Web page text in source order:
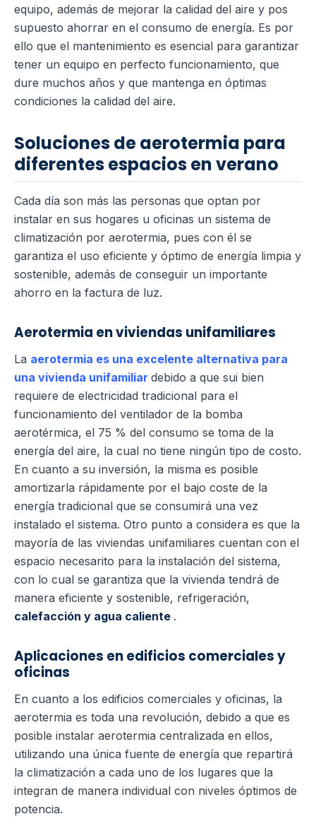
equipo, además de mejorar la calidad del aire y pos
supuesto ahorrar en el consumo de energía. Es por
ello que el mantenimiento es esencial para garantizar
tener un equipo en perfecto funcionamiento, que
dure muchos años y que mantenga en óptimas
condiciones la calidad del aire.
Soluciones de aerotermia para
diferentes espacios en verano
Cada día son más las personas que optan por
instalar en sus hogares u oficinas un sistema de
climatización por aerotermia, pues con él se
garantiza el uso eficiente y óptimo de energía limpia y
sostenible, además de conseguir un importante
ahorro en la factura de luz.
Aerotermia en viviendas unifamiliares
La aerotermia es una excelente alternativa para
una vivienda unifamiliar debido a que sui bien
requiere de electricidad tradicional para el
funcionamiento del ventilador de la bomba
aerotérmica, el 75 % del consumo se toma de la
energía del aire, la cual no tiene ningún tipo de costo.
En cuanto a su inversión, la misma es posible
amortizarla rápidamente por el bajo coste de la
energía tradicional que se consumirá una vez
instalado el sistema. Otro punto a considera es que la
mayoría de las viviendas unifamiliares cuentan con el
espacio necesarito para la instalación del sistema,
con lo cual se garantiza que la vivienda tendrá de
manera eficiente y sostenible, refrigeración,
calefacción y agua caliente .
Aplicaciones en edificios comerciales y
oficinas
En cuanto a los edificios comerciales y oficinas, la
aerotermia es toda una revolución, debido a que es
posible instalar aerotermia centralizada en ellos,
utilizando una única fuente de energía que repartirá
la climatización a cada uno de los lugares que la
integran de manera individual con niveles óptimos de
potencia.